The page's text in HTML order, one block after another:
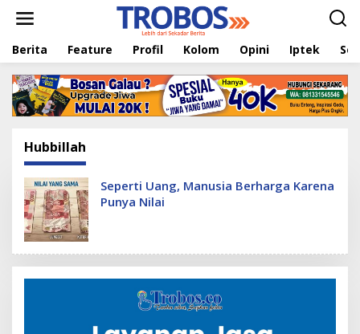
t
Berita Feature Profil Kolom Opini Iptek
Hubbillah
Seperti Uang, Manusia Berharga Karena
Punya Nilai